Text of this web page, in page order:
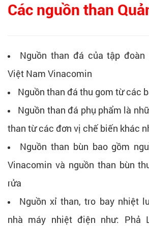
Các nguồn than
Nguồn than đá của tập đoàn
Việt Nam Vinacomin
Nguồn than đá thu gom từ các
Nguồn than đá phụ phẩm là
than từ các đơn vị chế biến khác
Nguồn than bùn bao gồm
Vinacomin và nguồn than bùn
rửa
Nguồn xỉ than, tro bay nhiệt
nhà máy nhiệt điện như: Phả